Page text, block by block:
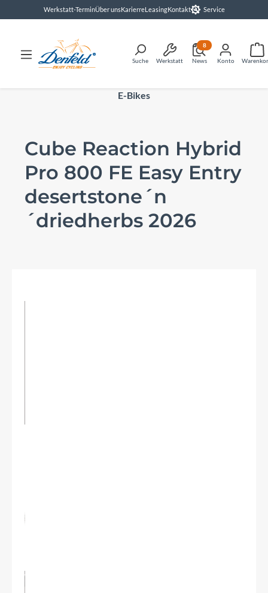
springenWerkstatt-TerminÜber unsKarierreLeasingKontakt Service
Suche Werkstatt News
8
Konto
E-Bikes
Cube Reaction Hybrid
Pro 800 FE Easy Entry
desertstone´n
´driedherbs 2026